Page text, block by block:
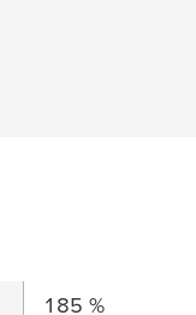
185 %